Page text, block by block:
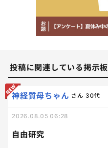
投稿に関連している掲示板
自由研究
神経質母ちゃん さん 30代
2026.08.05 06:28